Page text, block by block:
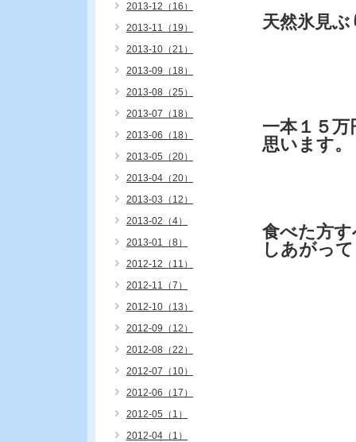
天然氷見
一本１５
思います。
食べた方
しあがっ
2013-12（16）
2013-11（19）
2013-10（21）
2013-09（18）
2013-08（25）
2013-07（18）
2013-06（18）
2013-05（20）
2013-04（20）
2013-03（12）
2013-02（4）
2013-01（8）
2012-12（11）
2012-11（7）
2012-10（13）
2012-09（12）
2012-08（22）
2012-07（10）
2012-06（17）
2012-05（1）
2012-04（1）